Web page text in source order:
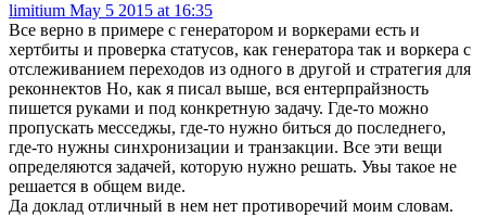
limitium May 5 2015 at 16:35
Все верно в примере с генератором и воркерами есть и
хертбиты и проверка статусов, как генератора так и воркера с
отслеживанием переходов из одного в другой и стратегия для
реконнектов Но, как я писал выше, вся ентерпрайзность
пишется руками и под конкретную задачу. Где-то можно
пропускать месседжы, где-то нужно биться до последнего,
где-то нужны синхронизации и транзакции. Все эти вещи
определяются задачей, которую нужно решать. Увы такое не
решается в общем виде.
Да доклад отличный в нем нет противоречий моим словам.